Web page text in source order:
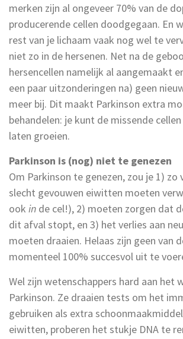
merken zijn al ongeveer 70% van de
producerende cellen doodgegaan. En
rest van je lichaam vaak nog wel te
niet zo in de hersenen. Net na de
hersencellen namelijk al aangemaakt
een paar uitzonderingen na) geen
meer bij. Dit maakt Parkinson extra
behandelen: je kunt de missende
laten groeien.
Parkinson is (nog) niet te genezen
Om Parkinson te genezen, zou je 1) zo
slecht gevouwen eiwitten moeten
ook in de cel!), 2) moeten zorgen dat
dit afval stopt, en 3) het verlies aan
moeten draaien. Helaas zijn geen van
momenteel 100% succesvol uit te
Wel zijn wetenschappers hard aan het
Parkinson. Ze draaien tests om het
gebruiken als extra
eiwitten, proberen het stukje DNA te